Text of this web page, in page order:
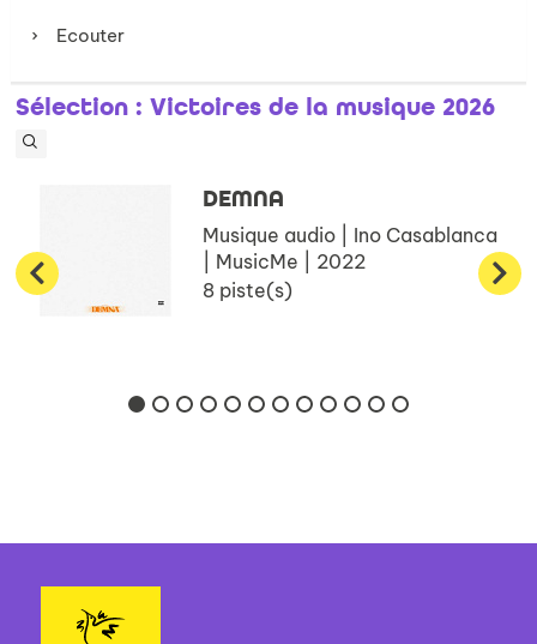
Ecouter
Sélection : Victoires de la musique 2026
DEMNA
Musique audio | Ino Casablanca
| MusicMe | 2022
8 piste(s)